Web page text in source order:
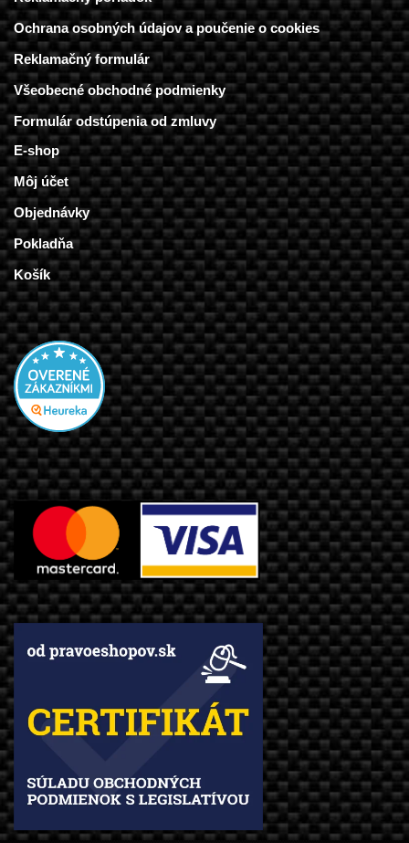
Ochrana osobných údajov a poučenie o cookies
Reklamačný formulár
Všeobecné obchodné podmienky
Formulár odstúpenia od zmluvy
E-shop
Môj účet
Objednávky
Pokladňa
Košík